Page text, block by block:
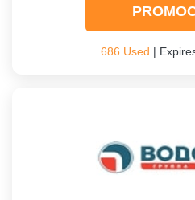
686 Used |